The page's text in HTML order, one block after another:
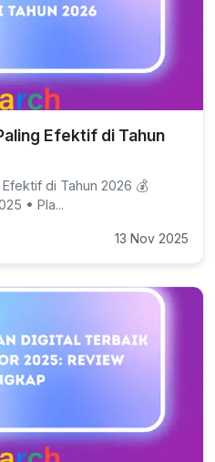
Efektif di Tahun
di Tahun 2026 💰
• Pla...
13 Nov 2025